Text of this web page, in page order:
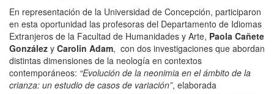
En representación de la Universidad de Concepción, participaron
en esta oportunidad las profesoras del Departamento de Idiomas
Extranjeros de la Facultad de Humanidades y Arte, Paola Cañete
González y Carolin Adam, con dos investigaciones que abordan
distintas dimensiones de la neología en contextos
contemporáneos: “Evolución de la neonimia en el ámbito de la
crianza: un estudio de casos de variación”, elaborada